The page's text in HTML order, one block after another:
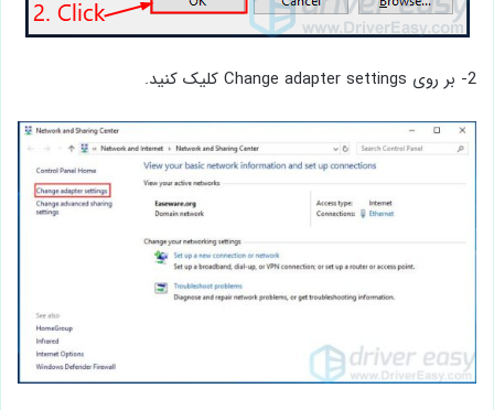
2- بر روی Change adapter settings کلیک کنید.